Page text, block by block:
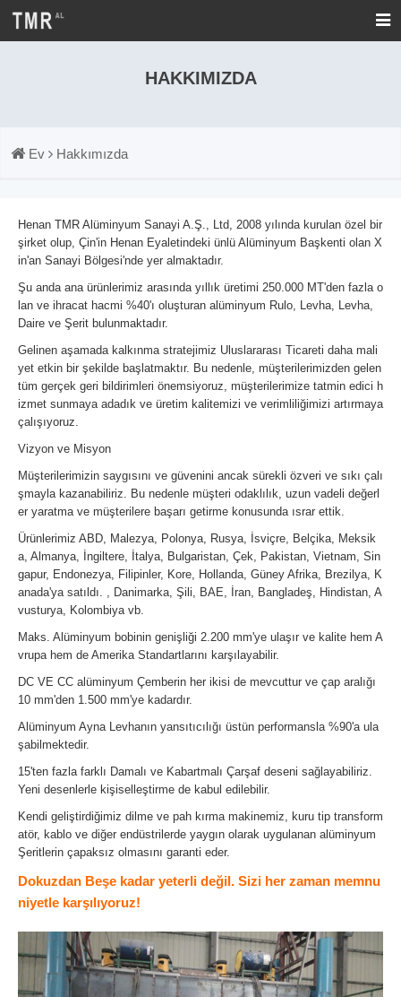
HAKKIMIZDA
Ev Hakkımızda
Henan TMR Alüminyum Sanayi A.Ş., Ltd, 2008 yılında kurulan özel bir
şirket olup, Çin'in Henan Eyaletindeki ünlü Alüminyum Başkenti olan X
in'an Sanayi Bölgesi'nde yer almaktadır.
Şu anda ana ürünlerimiz arasında yıllık üretimi 250.000 MT'den fazla o
lan ve ihracat hacmi %40'ı oluşturan alüminyum Rulo, Levha, Levha,
Daire ve Şerit bulunmaktadır.
Gelinen aşamada kalkınma stratejimiz Uluslararası Ticareti daha mali
yet etkin bir şekilde başlatmaktır. Bu nedenle, müşterilerimizden gelen
tüm gerçek geri bildirimleri önemsiyoruz, müşterilerimize tatmin edici h
izmet sunmaya adadık ve üretim kalitemizi ve verimliliğimizi artırmaya
çalışıyoruz.
Vizyon ve Misyon
Müşterilerimizin saygısını ve güvenini ancak sürekli özveri ve sıkı çalı
şmayla kazanabiliriz. Bu nedenle müşteri odaklılık, uzun vadeli değerl
er yaratma ve müşterilere başarı getirme konusunda ısrar ettik.
Ürünlerimiz ABD, Malezya, Polonya, Rusya, İsviçre, Belçika, Meksik
a, Almanya, İngiltere, İtalya, Bulgaristan, Çek, Pakistan, Vietnam, Sin
gapur, Endonezya, Filipinler, Kore, Hollanda, Güney Afrika, Brezilya, K
anada'ya satıldı. , Danimarka, Şili, BAE, İran, Bangladeş, Hindistan, A
vusturya, Kolombiya vb.
Maks. Alüminyum bobinin genişliği 2.200 mm'ye ulaşır ve kalite hem A
vrupa hem de Amerika Standartlarını karşılayabilir.
DC VE CC alüminyum Çemberin her ikisi de mevcuttur ve çap aralığı
10 mm'den 1.500 mm'ye kadardır.
Alüminyum Ayna Levhanın yansıtıcılığı üstün performansla %90'a ula
şabilmektedir.
15'ten fazla farklı Damalı ve Kabartmalı Çarşaf deseni sağlayabiliriz.
Yeni desenlerle kişiselleştirme de kabul edilebilir.
Kendi geliştirdiğimiz dilme ve pah kırma makinemiz, kuru tip transform
atör, kablo ve diğer endüstrilerde yaygın olarak uygulanan alüminyum
Şeritlerin çapaksız olmasını garanti eder.
Dokuzdan Beşe kadar yeterli değil. Sizi her zaman memnu
niyetle karşılıyoruz!